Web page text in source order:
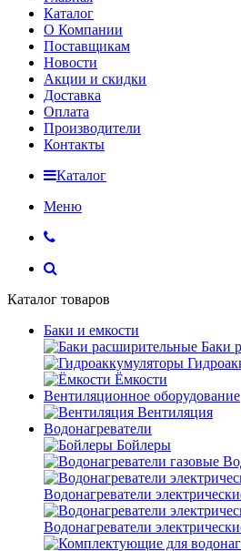
Каталог
О Компании
Поставщикам
Новости
Акции и скидки
Доставка
Оплата
Производители
Контакты
Каталог
Меню
Каталог товаров
Баки и емкости
Баки
Ёмкости
Вентиляционное оборудование
Вентиляция
Водонагреватели
Бойлеры
Водонагреватели
Водонагреватели